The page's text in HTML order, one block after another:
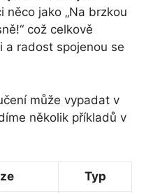
něco jako „Na brzkou
což celkově
a radost spojenou se
může vypadat v
několik příkladů v
Typ